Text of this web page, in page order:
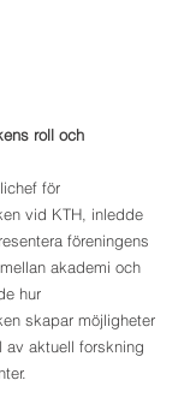
roll och
för
vid KTH, inledde
föreningens
akademi och
hur
skapar möjligheter
av aktuell forskning